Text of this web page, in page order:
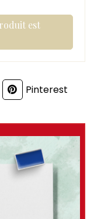
est
Pinterest